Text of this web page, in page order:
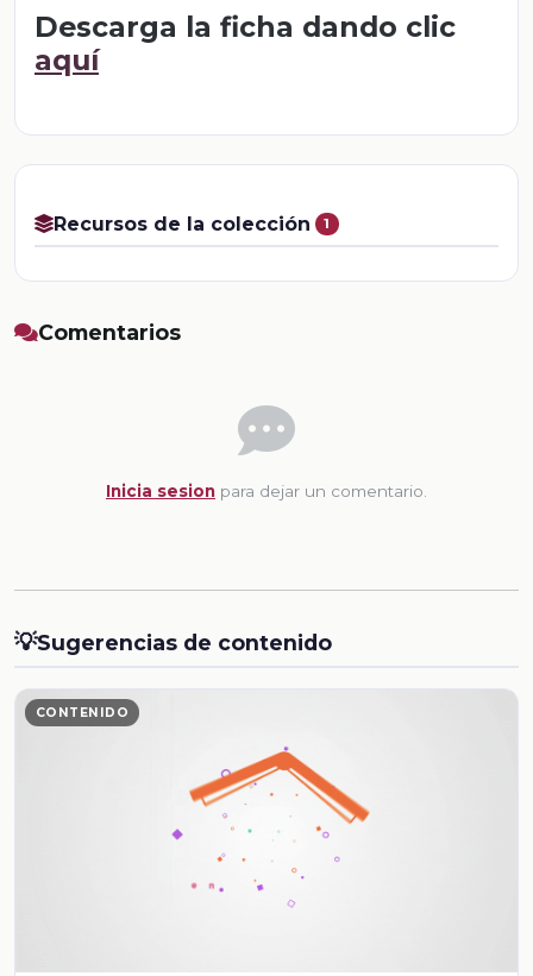
Descarga la ficha dando clic
aquí
Recursos de la colección 1
Comentarios
Inicia sesion para dejar un comentario.
💡Sugerencias de contenido
CONTENIDO